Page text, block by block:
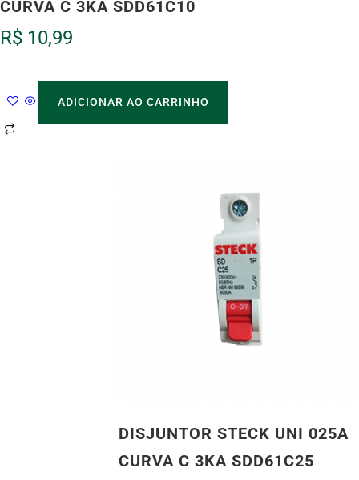
CURVA C 3KA SDD61C10
R$ 10,99
ADICIONAR AO CARRINHO
DISJUNTOR STECK UNI 025A
CURVA C 3KA SDD61C25